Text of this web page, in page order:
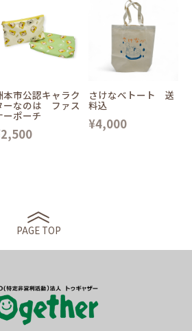
本市公認キャラク
ーなのは ファス
ーポーチ
さけなべトート 送
料込
¥4,000
PAGE TOP